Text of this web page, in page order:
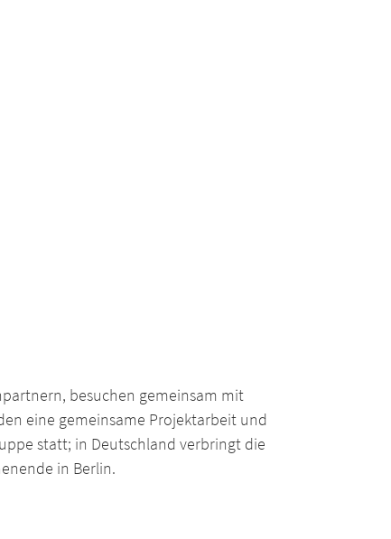
besuchen gemeinsam mit
eine gemeinsame Projektarbeit und
statt; in Deutschland verbringt die
in Berlin.